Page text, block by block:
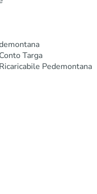
Targa
Pedemontana